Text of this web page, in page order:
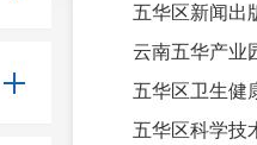
五华区卫生健